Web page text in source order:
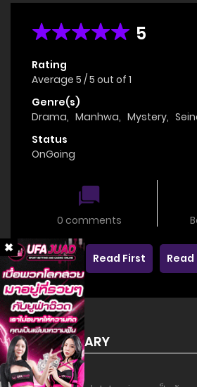
5
Rating
Average 5 /5 out of 1
Genre(s)
Drama, Manhwa, Mystery,
Status
OnGoing
0 comments
Read First Read
SUMMARY